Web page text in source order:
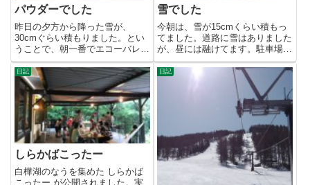
パウダーでした
昨日の夕方から降った雪が、
30cmぐらい積もりました。とい
うことで、朝一番でエコーバレー
に行き、パウダーを楽しませても
ら...
雪でした
今朝は、雪が15cmくらい積もっ
てました。道路に雪はありました
が、昼には融けてます。駐車場
に、うさぎの足跡を発見！鹿や
リ...
日記
しらかばこったー
白樺湖のなうを集めた しらかば
こったー が公開されました。実
日記